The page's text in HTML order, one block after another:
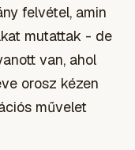
felvétel, amin
mutattak - de
van, ahol
orosz kézen
művelet